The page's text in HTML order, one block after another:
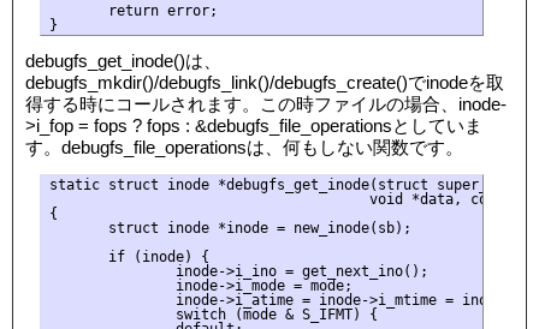
       return error;
debugfs_get_inode()は、
debugfs_mkdir()/debugfs_link()/debugfs_create()でinodeを取
得する時にコールされます。この時ファイルの場合、inode-
>i_fop = fops ? fops : &debugfs_file_operationsとしていま
す。debugfs_file_operationsは、何もしない関数です。
static struct inode *debugfs_get_inode(struct super_block
void *data, const
{
       struct inode *inode = new_inode(sb);
       if (inode) {
               inode->i_ino = get_next_ino();
               inode->i_mode = mode;
inode->i_atime = inode->i_mtime = inode-
               switch (mode & S_IFMT) {